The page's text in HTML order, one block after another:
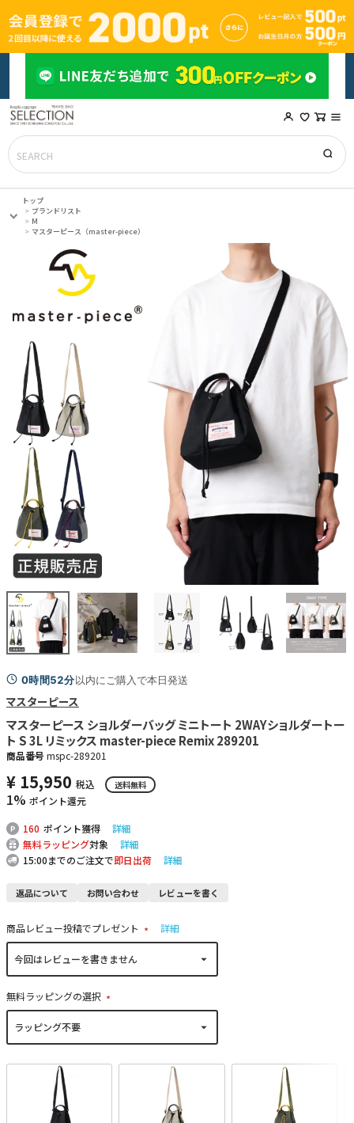
トップ
ブランドリスト
M
マスターピース（master-piece）
0時間52分以内にご購入で本日発送
マスターピース
マスターピース ショルダーバッグ ミニトート 2WAYショルダートー
ト S 3L リミックス master-piece Remix 289201
商品番号 mspc-289201
¥ 15,950 税込 送料無料
1% ポイント還元
160 ポイント獲得
詳細
無料ラッピング対象
詳細
15:00までのご注文で即日出荷 詳細
返品について お問い合わせ レビューを書く
商品レビュー投稿でプレゼント
(
詳細
無料ラッピングの選択
(